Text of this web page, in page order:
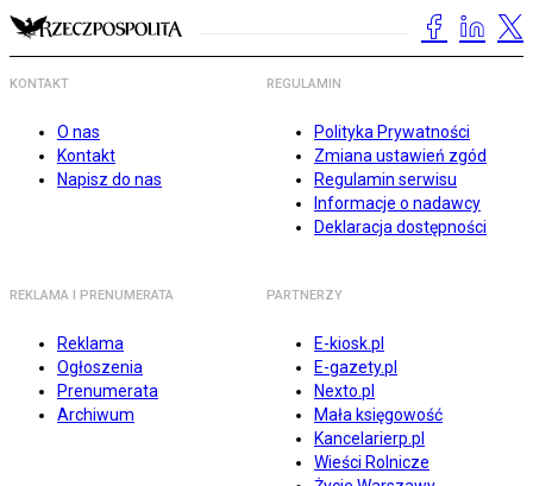
KONTAKT
O nas
Kontakt
Napisz do nas
REGULAMIN
Polityka Prywatności
Zmiana ustawień zgód
Regulamin serwisu
Informacje o nadawcy
Deklaracja dostępności
REKLAMA I PRENUMERATA
Reklama
Ogłoszenia
Prenumerata
Archiwum
PARTNERZY
E-kiosk.pl
E-gazety.pl
Nexto.pl
Mała księgowość
Kancelarierp.pl
Wieści Rolnicze